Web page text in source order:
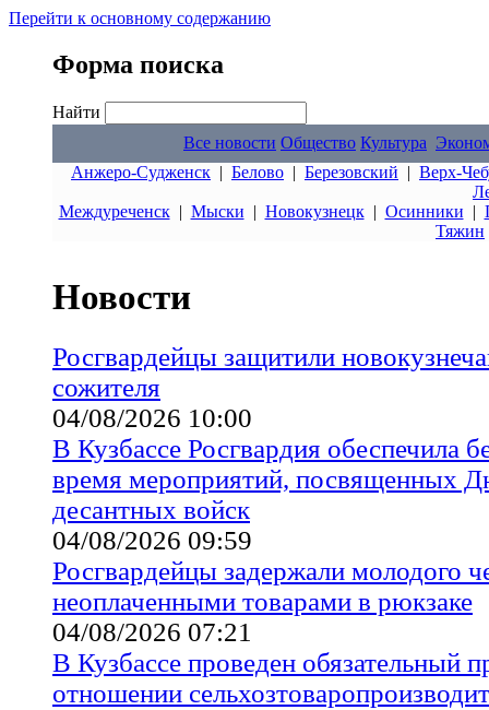
Перейти к основному содержанию
Форма поиска
Найти
Все новости Общество Культура
Анжеро-Судженск | Белово | Березовский | Верх-
Междуреченск| Мыски | Новокузнецк| Осинники |
Тяжин
Новости
Росгвардейцы защитили
сожителя
04/08/2026 10:00
В Кузбассе Росгвардия обеспечила
время мероприятий, посвященных
десантных войск
04/08/2026 09:59
Росгвардейцы задержали молодого
неоплаченными товарами в рюкзаке
04/08/2026 07:21
В Кузбассе проведен обязательный
отношении